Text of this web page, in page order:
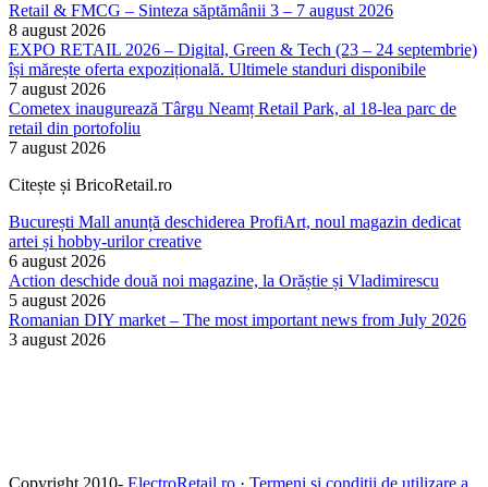
Retail & FMCG – Sinteza săptămânii 3 – 7 august 2026
8 august 2026
EXPO RETAIL 2026 – Digital, Green & Tech (23 – 24 septembrie)
își mărește oferta expozițională. Ultimele standuri disponibile
7 august 2026
Cometex inaugurează Târgu Neamț Retail Park, al 18-lea parc de
retail din portofoliu
7 august 2026
Citește și BricoRetail.ro
București Mall anunță deschiderea ProfiArt, noul magazin dedicat
artei și hobby-urilor creative
6 august 2026
Action deschide două noi magazine, la Orăștie și Vladimirescu
5 august 2026
Romanian DIY market – The most important news from July 2026
3 august 2026